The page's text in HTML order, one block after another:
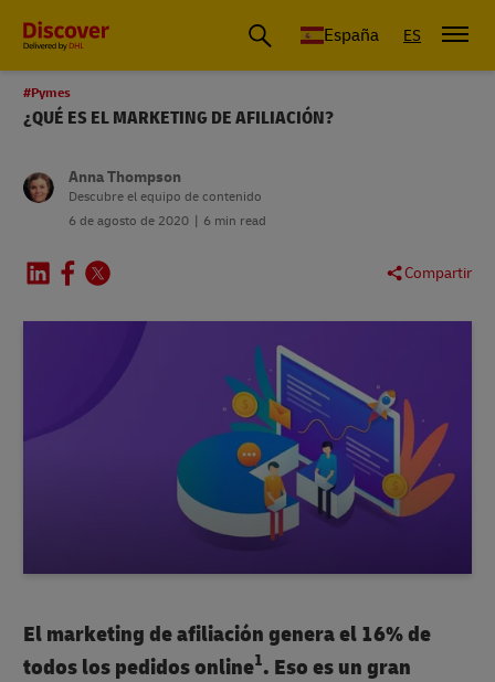
España ES
#Pymes
¿QUÉ ES EL MARKETING DE AFILIACIÓN?
Anna Thompson
Descubre el equipo de contenido
6 de agosto de 2020
6 min read
Compartir
El marketing de afiliación genera el 16% de
todos los pedidos online1. Eso es un gran